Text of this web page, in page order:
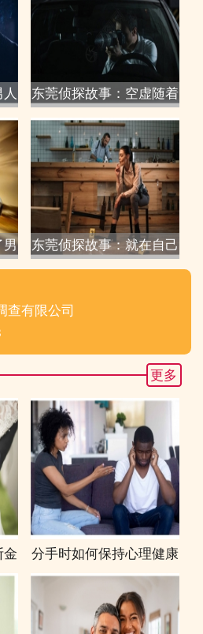
东莞侦探故事：空虚随着
男 东莞侦探故事：就在自己
查有限公司
更多
金 分手时如何保持心理健康